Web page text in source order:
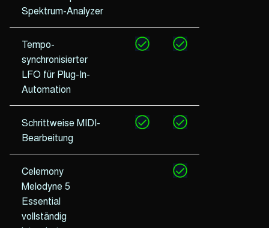
Spektrum-Analyzer
Tempo-
synchronisierter
LFO für Plug-In-
Automation
Schrittweise MIDI-
Bearbeitung
Celemony
Melodyne 5
Essential
vollständig